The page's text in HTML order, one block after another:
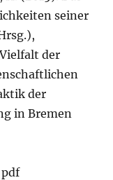
seiner
der
der
in Bremen
pdf